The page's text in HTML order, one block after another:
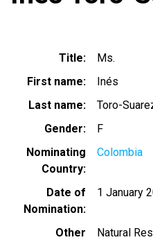
Title
Ms.
First name
Inés
Last name
Toro-
Gender
F
Nominating
Country
Colombia
Date of
Nomination
1 January
Other
Natural